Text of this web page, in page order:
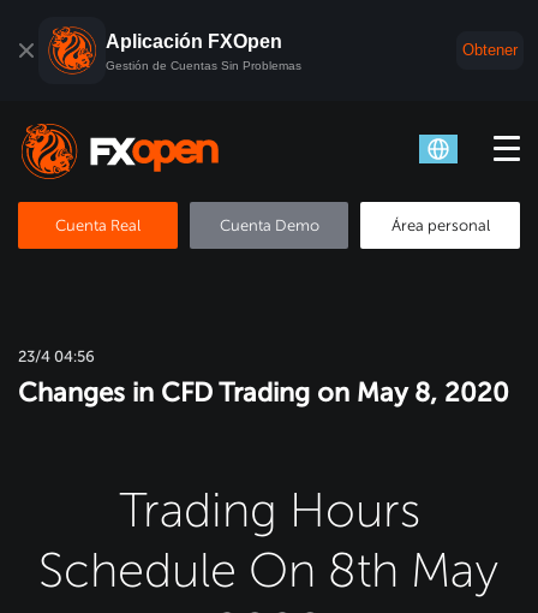
Aplicación FXOpen
Gestión de Cuentas Sin Problemas
Obtener
Cuenta Real Cuenta Demo Área personal
23/4 04:56
Changes in CFD Trading on May 8, 2020
Trading Hours
Schedule On 8th May